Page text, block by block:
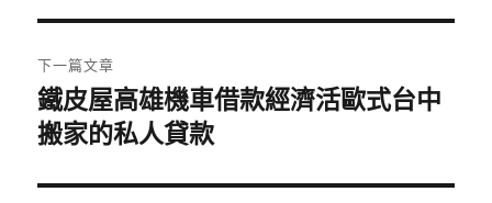
覽
文
章:
下一篇文章
下
一
文
鐵皮屋高雄機車借款經濟活歐式台中
搬家的私人貸款